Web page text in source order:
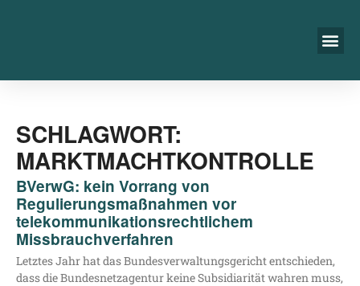
SCHLAGWORT:
MARKTMACHTKONTROLLE
BVerwG: kein Vorrang von
Regulierungsmaßnahmen vor
telekommunikationsrechtlichem
Missbrauchverfahren
Letz­tes Jahr hat das Bun­des­ver­wal­tungs­ge­richt ent­schie­den,
dass die Bun­des­netz­agen­tur kei­ne Sub­si­dia­ri­tät wah­ren muss,